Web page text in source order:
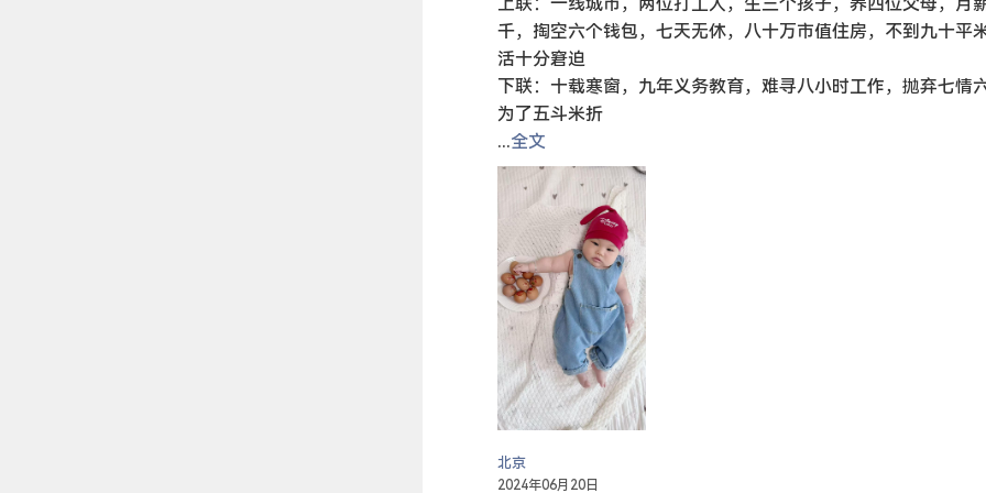
千，掏空六个钱包，七天无休，八十万市值住房，不到九十平
活十分窘迫
下联：十载寒窗，九年义务教育，难寻八小时工作，抛弃七情六
为了五斗米折
...全文
北京
2024年06月20日